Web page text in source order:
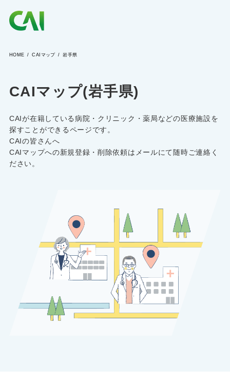
CAIとは
CAIを目指す方へ
CAIの方へ
HOME CAIマップ 岩手県
CAIマップ(岩手県)
CAIが在籍している病院・クリニック・薬局などの医療施設を
探すことができるページです。
CAIの皆さんへ
CAIマップへの新規登録・削除依頼はメールにて随時ご連絡く
ださい。